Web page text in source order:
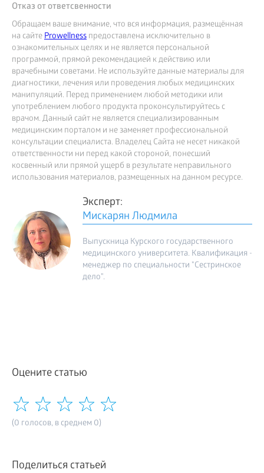
Отказ от ответсвенности
Обращаем ваше внимание, что вся информация, размещённая
на сайтеProwellness предоставлена исключительно в
ознакомительных целях и не является персональной
программой, прямой рекомендацией к действию или
врачебными советами. Не используйте данные материалы для
диагностики, лечения или проведения любых медицинских
манипуляций. Перед применением любой методики или
употреблением любого продукта проконсультируйтесь с
врачом. Данный сайт не является специализированным
медицинским порталом и не заменяет профессиональной
консультации специалиста. Владелец Сайта не несет никакой
ответственности ни перед какой стороной, понесший
косвенный или прямой ущерб в результате неправильного
использования материалов, размещенных на данном ресурсе.
Эксперт:
Мискарян Людмила
Выпускница Курского государственного
медицинского университета. Квалификация -
менеджер по специальности "Сестринское
дело".
Оцените статью
(0 голосов, в среднем 0)
Поделиться статьей